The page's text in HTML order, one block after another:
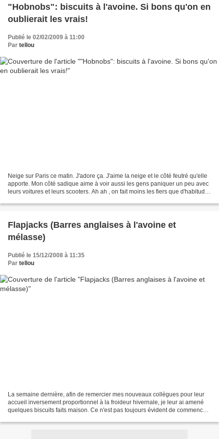
"Hobnobs": biscuits à l'avoine. Si bons qu'on en
oublierait les vrais!
Publié le 02/02/2009 à 11:00
Par tellou
Neige sur Paris ce matin. J'adore ça. J'aime la neige et le côté feutré qu'elle
apporte. Mon côté sadique aime à voir aussi les gens paniquer un peu avec
leurs voitures et leurs scooters. Ah ah , on fait moins les fiers que d'habitude
Flapjacks (Barres anglaises à l'avoine et
mélasse)
Publié le 15/12/2008 à 11:35
Par tellou
La semaine dernière, afin de remercier mes nouveaux collègues pour leur
accueil inversement proportionnel à la froideur hivernale, je leur ai amené
quelques biscuits faits maison. Ce n'est pas toujours évident de commencer